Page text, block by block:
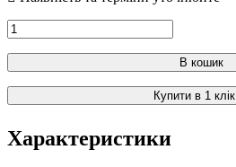
В кошик
Купити в 1 клік
Характеристики